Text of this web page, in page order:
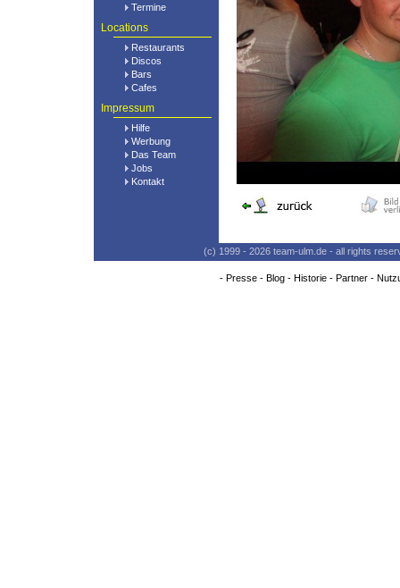
Termine
Locations
Restaurants
Discos
Bars
Cafes
Impressum
Hilfe
Werbung
Das Team
Jobs
Kontakt
(c) 1999 - 2026 team-ulm.de - all rights
- Presse- Blog- Historie- Partner-